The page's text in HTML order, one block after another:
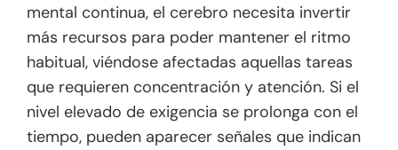
mental continua, el cerebro necesita invertir
más recursos para poder mantener el ritmo
habitual, viéndose afectadas aquellas tareas
que requieren concentración y atención. Si el
nivel elevado de exigencia se prolonga con el
tiempo, pueden aparecer señales que indican